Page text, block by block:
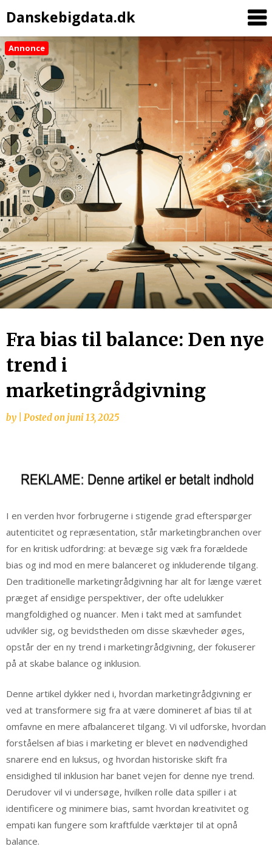
Danskebigdata.dk
Skip
to
content
Annonce
Fra bias til balance: Den nye
trend i
marketingrådgivning
by Posted on juni 13, 2025
I en verden hvor forbrugerne i stigende grad efterspørger
autenticitet og repræsentation, står marketingbranchen over
for en kritisk udfordring: at bevæge sig væk fra forældede
bias og ind mod en mere balanceret og inkluderende tilgang.
Den traditionelle marketingrådgivning har alt for længe været
præget af ensidige perspektiver, der ofte udelukker
mangfoldighed og nuancer. Men i takt med at samfundet
udvikler sig, og bevidstheden om disse skævheder øges,
opstår der en ny trend i marketingrådgivning, der fokuserer
på at skabe balance og inklusion.
Denne artikel dykker ned i, hvordan marketingrådgivning er
ved at transformere sig fra at være domineret af bias til at
omfavne en mere afbalanceret tilgang. Vi vil udforske, hvordan
forståelsen af bias i marketing er blevet en nødvendighed
snarere end en luksus, og hvordan historiske skift fra
ensidighed til inklusion har banet vejen for denne nye trend.
Derudover vil vi undersøge, hvilken rolle data spiller i at
identificere og minimere bias, samt hvordan kreativitet og
empati kan fungere som kraftfulde værktøjer til at opnå
balance.